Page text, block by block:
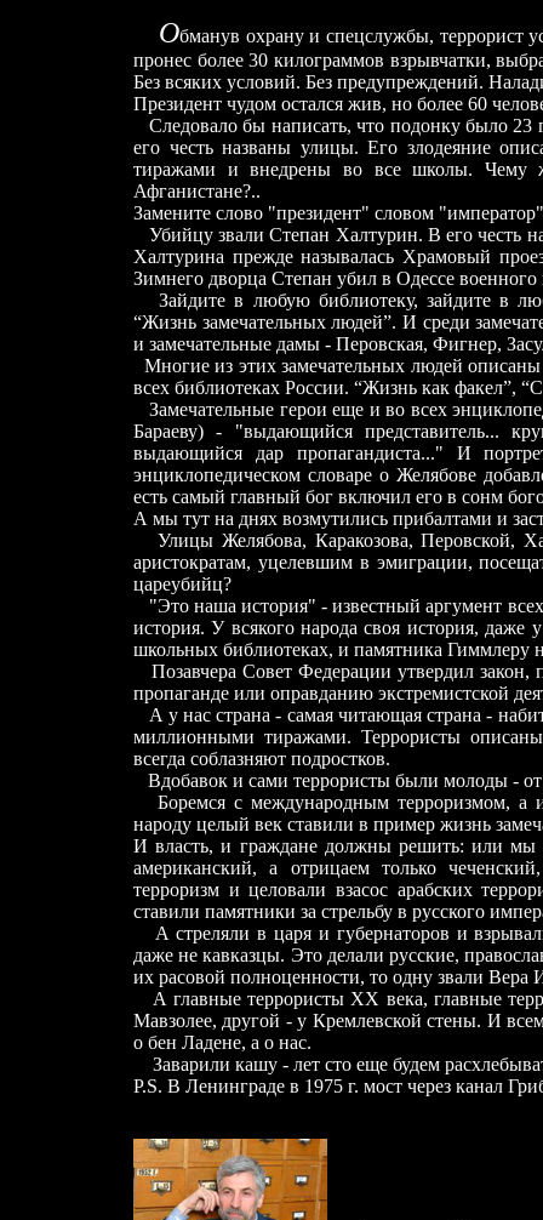
Обманув охрану и спецслужбы, террорист
пронес более 30 килограммов взрывчатки,
Без всяких условий. Без предупреждений.
Президент чудом остался жив, но более 60
Следовало бы написать, что подонку было 23
его честь названы улицы. Его злодеяние
тиражами и внедрены во все школы. Чему
Афганистане?..
Замените слово "президент" словом
Убийцу звали Степан Халтурин. В его честь
Халтурина прежде называлась Храмовый
Зимнего дворца Степан убил в Одессе военного
Зайдите в любую библиотеку, зайдите в
“Жизнь замечательных людей”. И среди
и замечательные дамы - Перовская, Фигнер,
Многие из этих замечательных людей
всех библиотеках России. “Жизнь как факел”,
Замечательные герои еще и во всех
Бараеву) - "выдающийся представитель...
выдающийся дар пропагандиста..." И
энциклопедическом словаре о Желябове
есть самый главный бог включил его в сонм
А мы тут на днях возмутились прибалтами и
Улицы Желябова, Каракозова, Перовской,
аристократам, уцелевшим в эмиграции,
цареубийц?
"Это наша история" - известный аргумент
история. У всякого народа своя история,
школьных библиотеках, и памятника Гиммлеру
Позавчера Совет Федерации утвердил
пропаганде или оправданию экстремистской
А у нас страна - самая читающая страна -
миллионными тиражами. Террористы
всегда соблазняют подростков.
Вдобавок и сами террористы были молоды -
Боремся с международным терроризмом, а
народу целый век ставили в пример жизнь
И власть, и граждане должны решить: или мы
американский, а отрицаем только
терроризм и целовали взасос арабских
ставили памятники за стрельбу в русского
А стреляли в царя и губернаторов и
даже не кавказцы. Это делали русские,
их расовой полноценности, то одну звали
А главные террористы ХХ века, главные
Мавзолее, другой - у Кремлевской стены. И
о бен Ладене, а о нас.
Заварили кашу - лет сто еще будем
P.S. В Ленинграде в 1975 г. мост через канал